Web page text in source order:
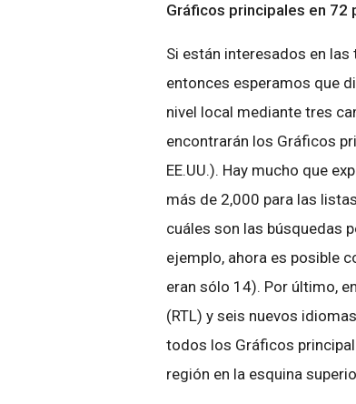
Gráficos principales en 72
Si están interesados en
entonces esperamos que
nivel local mediante tres
encontrarán los Gráficos
EE.UU.). Hay mucho que
más de 2,000 para las
cuáles son las búsquedas
ejemplo, ahora es posible
eran sólo 14). Por último,
(RTL) y seis nuevos
todos los Gráficos
región en la esquina